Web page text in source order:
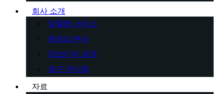
회사 소개
맞춤형 서비스
베트남 본사
캄보디아 공장
최근 전시회
자료